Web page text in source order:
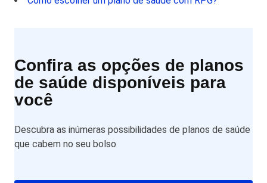
Confira as opções de planos
de saúde disponíveis para
você
Descubra as inúmeras possibilidades de planos de saúde
que cabem no seu bolso